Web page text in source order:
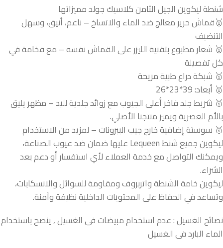
شنطة ليكوين الجيل الثامن كلاسيك جولد مميزاتها
🥇قماش حرير معالج ضد الماء والاتساخ – ناعم، أنيق، وسهل
التنضيف
🥇 شعار مطبوع بتقنية الليزر على القماش نفسه – مع فخامة في
كل تفصيلة
🥇 شبكة دراع طبية مريحة
🥇 أبعاد: 39*23*26
🥇 شريط جلد فاخر أعلى الجيوب مع زوائد جلدية لليد – مظهر يليق
بالأم العصرية ويميز منتجنا الأصلي.
🥇 سوستة إضافية خارج جيب الببرونات – لمزيد من الاستخدام
ليكوين جميع شنط Lequeen عليها ضمان ضد عيوب الصناعة،
ويمكنك التواصل مع خدمة العملاء لأي استفسار أو دعم بعد
الشراء.
ليكوين خامة الشنطة واتربروف ومقاومة للسوائل والانسكابات،
وتساعد في الحفاظ على المحتويات الداخلية نظيفة وآمنة.
نصائح الغسيل : عدم استخدام مبيضات فى الغسيل , ينصح باستخدام
الماء البارد فى الغسيل